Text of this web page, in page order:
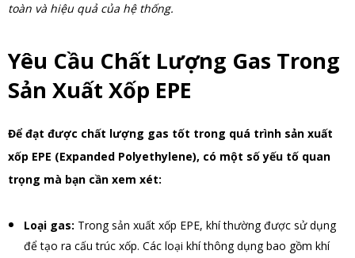
toàn và hiệu quả của hệ thống.
Yêu Cầu Chất Lượng Gas Trong
Sản Xuất Xốp EPE
Để đạt được chất lượng gas tốt trong quá trình sản xuất
xốp EPE (Expanded Polyethylene), có một số yếu tố quan
trọng mà bạn cần xem xét:
Loại gas: Trong sản xuất xốp EPE, khí thường được sử dụng
để tạo ra cấu trúc xốp. Các loại khí thông dụng bao gồm khí